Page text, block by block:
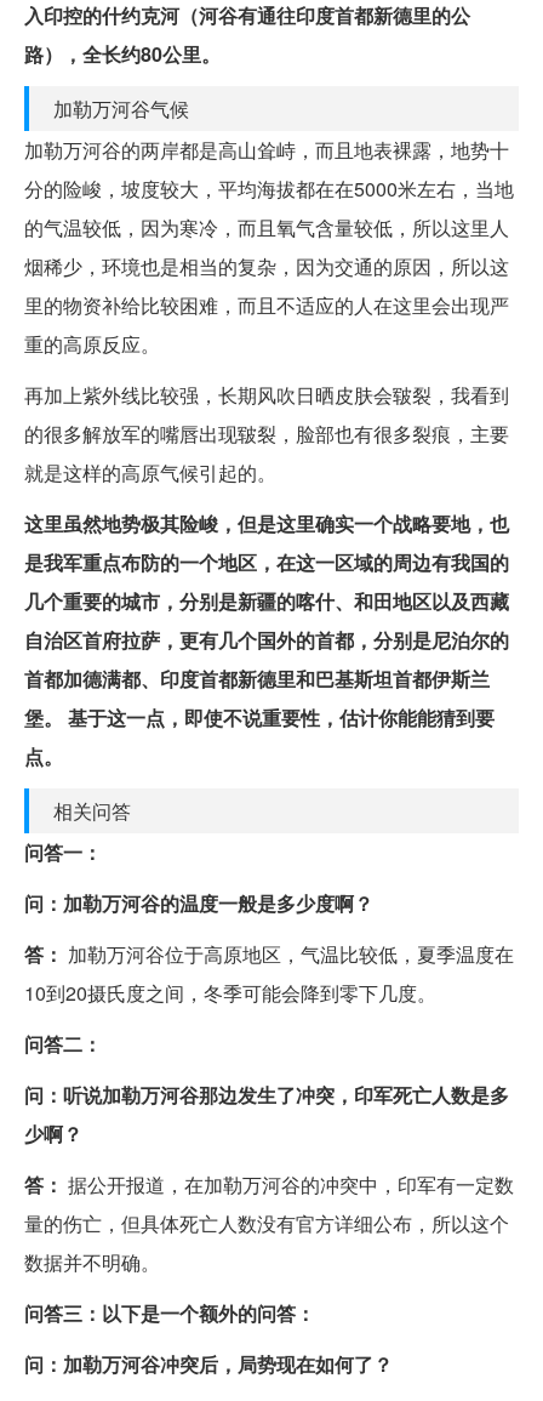
入印控的什约克河（河谷有通往印度首都新德里的公
路），全长约80公里。
加勒万河谷气候
加勒万河谷的两岸都是高山耸峙，而且地表裸露，地势十
分的险峻，坡度较大，平均海拔都在在5000米左右，当地
的气温较低，因为寒冷，而且氧气含量较低，所以这里人
烟稀少，环境也是相当的复杂，因为交通的原因，所以这
里的物资补给比较困难，而且不适应的人在这里会出现严
重的高原反应。
再加上紫外线比较强，长期风吹日晒皮肤会皲裂，我看到
的很多解放军的嘴唇出现皲裂，脸部也有很多裂痕，主要
就是这样的高原气候引起的。
这里虽然地势极其险峻，但是这里确实一个战略要地，也
是我军重点布防的一个地区，在这一区域的周边有我国的
几个重要的城市，分别是新疆的喀什、和田地区以及西藏
自治区首府拉萨，更有几个国外的首都，分别是尼泊尔的
首都加德满都、印度首都新德里和巴基斯坦首都伊斯兰
堡。
基于这一点，即使不说重要性，估计你能能猜到要
点。
相关问答
问答一：
问：加勒万河谷的温度一般是多少度啊？
答： 加勒万河谷位于高原地区，气温比较低，夏季温度在
10到20摄氏度之间，冬季可能会降到零下几度。
问答二：
问：听说加勒万河谷那边发生了冲突，印军死亡人数是多
少啊？
答： 据公开报道，在加勒万河谷的冲突中，印军有一定数
量的伤亡，但具体死亡人数没有官方详细公布，所以这个
数据并不明确。
问答三：以下是一个额外的问答：
问：加勒万河谷冲突后，局势现在如何了？